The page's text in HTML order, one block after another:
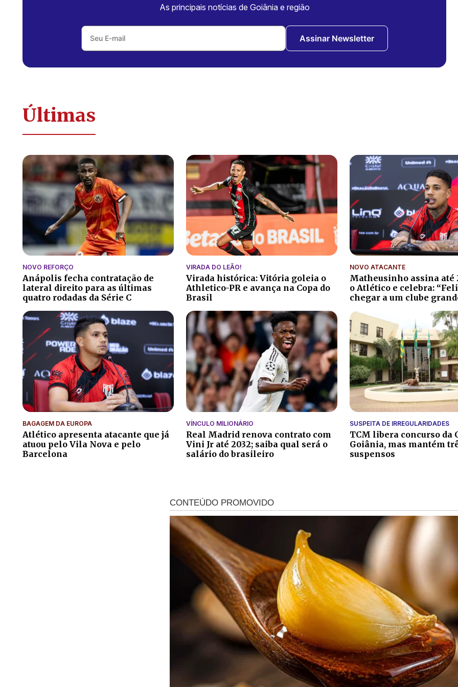
As principais notícias de Goiânia e região
Assinar Newsletter
Últimas
NOVO REFORÇO
Anápolis fecha contratação de
lateral direito para as últimas
quatro rodadas da Série C
VIRADA DO LEÃO!
Virada histórica: Vitória goleia o
Athletico-PR e avança na Copa do
Brasil
NOVO ATACANTE
Matheusinho assina até
o Atlético e celebra:
chegar a um clube
BAGAGEM DA EUROPA
Atlético apresenta atacante que já
atuou pelo Vila Nova e pelo
Barcelona
VÍNCULO MILIONÁRIO
Real Madrid renova contrato com
Vini Jr até 2032; saiba qual será o
salário do brasileiro
SUSPEITA DE IRREGULARIDADES
TCM libera concurso da
Goiânia, mas mantém
suspensos